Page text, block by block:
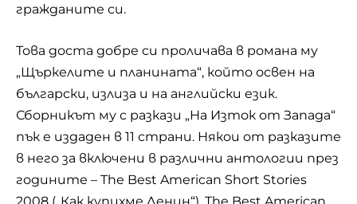
гражданите си.
Това доста добре си проличава в романа му
„Щъркелите и планината“, който освен на
български, излиза и на английски език.
Сборникът му с разкази „На Изток от Запада“
пък е издаден в 11 страни. Някои от разказите
в него за включени в различни антологии през
годините – The Best American Short Stories